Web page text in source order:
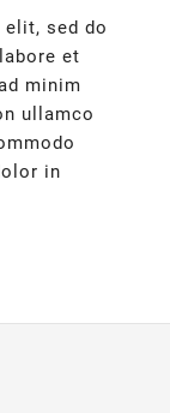
sed do
et
minim
ullamco
in